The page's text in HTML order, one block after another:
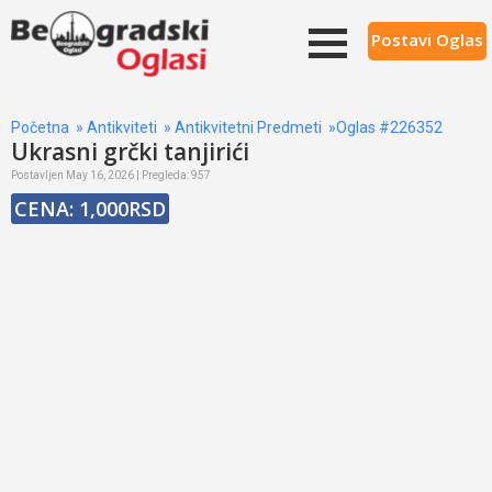
Postavi Oglas
Početna » Antikviteti » Antikvitetni Predmeti »Oglas #226352
Ukrasni grčki tanjirići
Postavljen May 16, 2026 | Pregleda: 957
CENA: 1,000RSD